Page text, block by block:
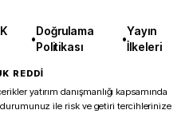
•
Doğrulama
Politikası
•
Yayın
İlkeleri
REDDİ
yatırım danışmanlığı kapsamında
durumunuz ile risk ve getiri tercihlerinize